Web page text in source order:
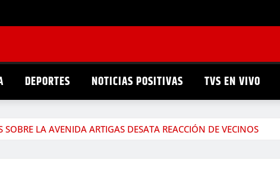
DEPORTES NOTICIAS POSITIVAS TVS EN VIVO
LA AVENIDA ARTIGAS DESATA REACCIÓN DE VECINOS